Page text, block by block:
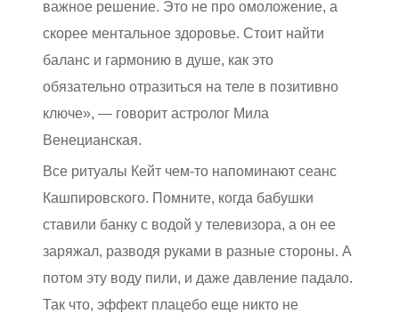
важное решение. Это не про омоложение, а
скорее ментальное здоровье. Стоит найти
баланс и гармонию в душе, как это
обязательно отразиться на теле в позитивно
ключе», — говорит астролог Мила
Венецианская.
Все ритуалы Кейт чем-то напоминают сеанс
Кашпировского. Помните, когда бабушки
ставили банку с водой у телевизора, а он ее
заряжал, разводя руками в разные стороны. А
потом эту воду пили, и даже давление падало.
Так что, эффект плацебо еще никто не